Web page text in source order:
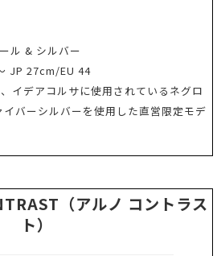
ル & シルバー
JP 27cm/EU 44
イデアコルサに使用されているネグロ
バーシルバーを使用した直営限定モデ
（アルノ コントラス
ト）